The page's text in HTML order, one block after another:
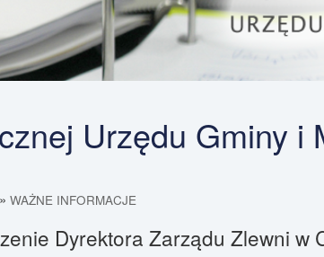
Urzędu Gminy i
» WAŻNE INFORMACJE
Dyrektora Zarządu Zlewni w